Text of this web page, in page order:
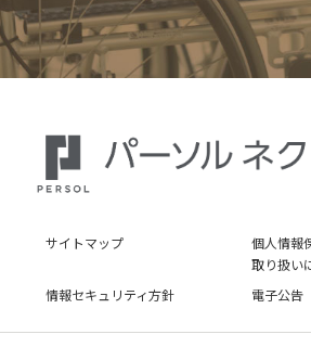
サイトマップ
個人情報
取り扱い
情報セキュリティ方針
電子公告